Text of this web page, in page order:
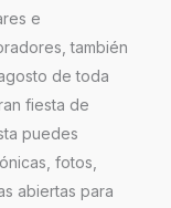
e
también
de toda
fiesta de
puedes
fotos,
abiertas para